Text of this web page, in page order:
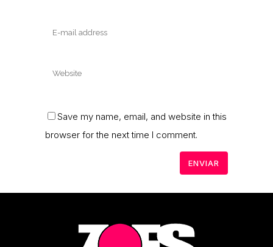
Save my name, email, and website in this
browser for the next time I comment.